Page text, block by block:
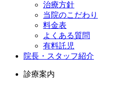
治療方針
当院のこだわり
料金表
よくある質問
有料託児
院長・スタッフ紹介
診療案内